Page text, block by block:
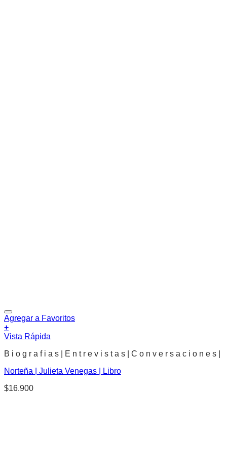
Agregar a Favoritos
+
Vista Rápida
B i o g r a f i a s | E n t r e v i s t a s | C o n v e r s a c i o n e s |
Norteña | Julieta Venegas | Libro
$16.900